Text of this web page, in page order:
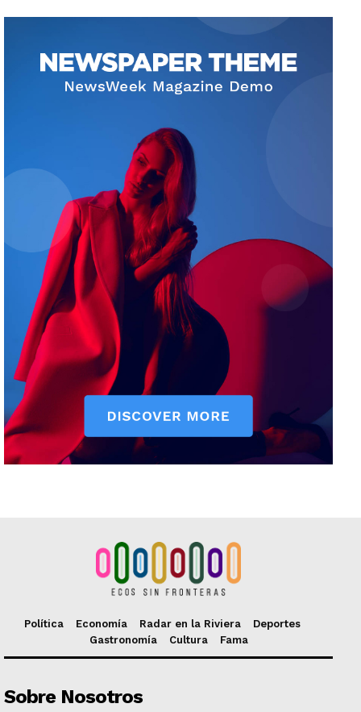
Política Economía Radar en la Riviera
Deportes
Gastronomía
Cultura Fama
Sobre Nosotros